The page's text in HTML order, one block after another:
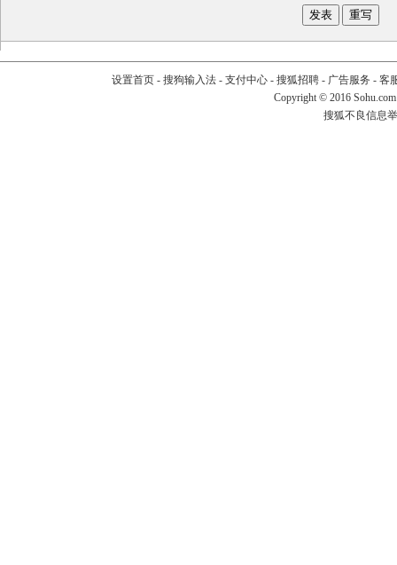
设置首页- 搜狗输入法- 支付中心- 搜狐招聘- 广告服务 - 客
Copyright © 2016
搜狐不良信息